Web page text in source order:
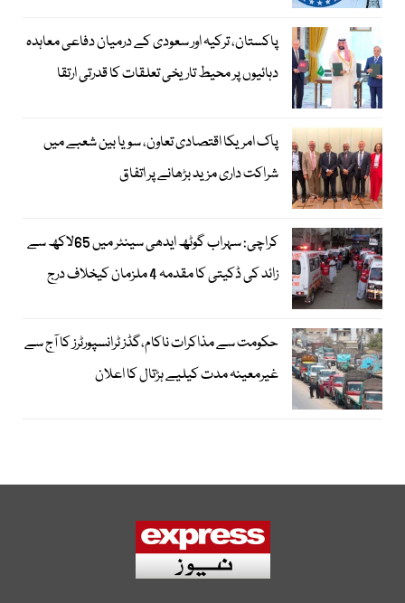
پاکستان، ترکیہ اور سعودی کے درمیان دفاعی معاہدہ
دہائیوں پر محیط تاریخی تعلقات کا قدرتی ارتقا
پاک امریکا اقتصادی تعاون، سویا بین شعبے میں
شراکت داری مزید بڑھانے پر اتفاق
کراچی: سہراب گوٹھ ایدھی سینٹر میں 65لاکھ سے
زائد کی ڈکیتی کا مقدمہ 4 ملزمان کیخلاف درج
حکومت سے مذاکرات ناکام،گڈز ٹرانسپورٹرز کا آج سے
غیرمعینہ مدت کیلیے ہڑتال کا اعلان